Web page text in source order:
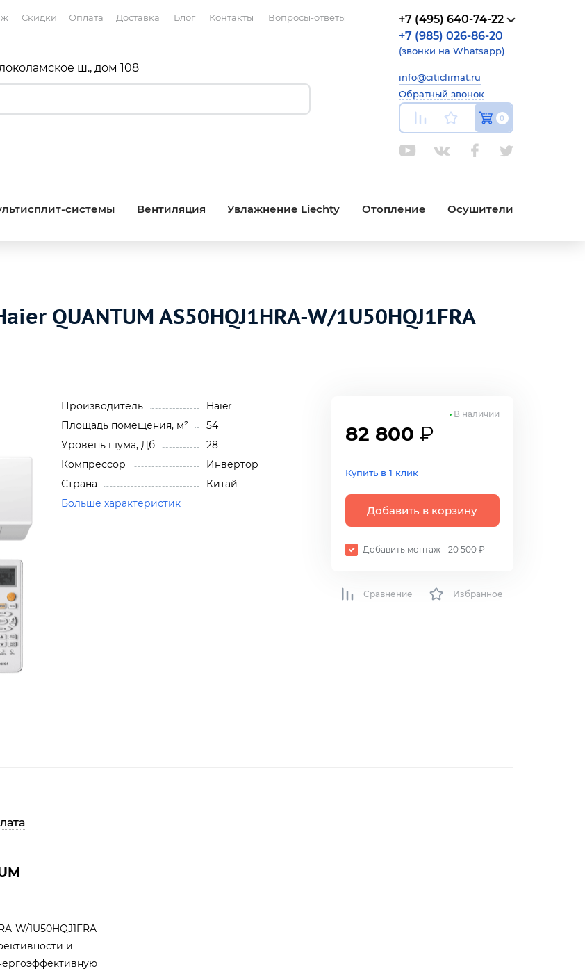
Скидки Оплата Доставка Блог Контакты Вопросы-ответы
ш., дом 108
+7 (495) 640-74-22
+7 (985) 026-86-20
(звонки на Whatsapp)
info@citiclimat.ru
Обратный звонок
0
системы Вентиляция Увлажнение Liechty Отопление Осушители
QUANTUM AS50HQJ1HRA-W/1U50HQJ1FRA
Производитель
Haier
Площадь помещения, м²
54
Уровень шума, Дб
28
Компрессор
Инвертор
Страна
Китай
Больше характеристик
82 800 ₽
Купить в 1 клик
Добавить в корзину
Добавить монтаж - 20 500 ₽
В наличии
Сравнение Избранное
W/1U50HQJ1FRA
и